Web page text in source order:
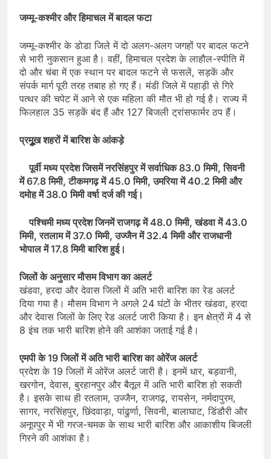
जम्मू-कश्मीर और हिमाचल में बादल फटा
जम्मू-कश्मीर के डोडा जिले में दो अलग-अलग जगहों पर बादल फटने
से भारी नुकसान हुआ है। वहीं, हिमाचल प्रदेश के लाहौल-स्पीति में
दो और चंबा में एक स्थान पर बादल फटने से फसलें, सड़कें और
संपर्क मार्ग पूरी तरह तबाह हो गए हैं। मंडी जिले में पहाड़ी से गिरे
पत्थर की चपेट में आने से एक महिला की मौत भी हो गई है। राज्य में
फिलहाल 35 सड़कें बंद हैं और 127 बिजली ट्रांसफार्मर ठप हैं।
प्रमुूख शहरों में बारिश के आंकड़े
पूर्वी मध्य प्रदेश जिसमें नरसिंहपुर में सर्वाधिक 83.0 मिमी, सिवनी
में 67.8 मिमी, टीकमगढ़ में 45.0 मिमी, उमरिया में 40.2 मिमी और
दमोह में 38.0 मिमी वर्षा दर्ज की गई।
पश्चिमी मध्य प्रदेश जिनमें राजगढ़ में 48.0 मिमी, खंडवा में 43.0
मिमी, रतलाम में 37.0 मिमी, उज्जैन में 32.4 मिमी और राजधानी
भोपाल में 17.8 मिमी बारिश हुई।
जिलों के अनुसार मौसम विभाग का अलर्ट
खंडवा, हरदा और देवास जिलों में अति भारी बारिश का रेड अलर्ट
दिया गया है। मौसम विभाग ने अगले 24 घंटों के भीतर खंडवा, हरदा
और देवास जिलों के लिए रेड अलर्ट जारी किया है। इन क्षेत्रों में 4 से
8 इंच तक भारी बारिश होने की आशंका जताई गई है।
एमपी के 19 जिलों में अति भारी बारिश का ओरेंज अलर्ट
प्रदेश के 19 जिलों में ओरेंज अलर्ट जारी है। इनमें धार, बड़वानी,
खरगोन, देवास, बुरहानपुर और बैतूल में अति भारी बारिश हो सकती
है। इसके साथ ही रतलाम, उज्जैन, राजगढ़, रायसेन, नर्मदापुरम,
सागर, नरसिंहपुर, छिंदवाड़ा, पांढुर्णा, सिवनी, बालाघाट, डिंडौरी और
अनूपपुर में भी गरज-चमक के साथ भारी बारिश और आकाशीय बिजली
गिरने की आशंका है।